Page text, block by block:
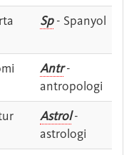
Sp- Spanyol
Antr-
antropologi
Astrol-
astrologi